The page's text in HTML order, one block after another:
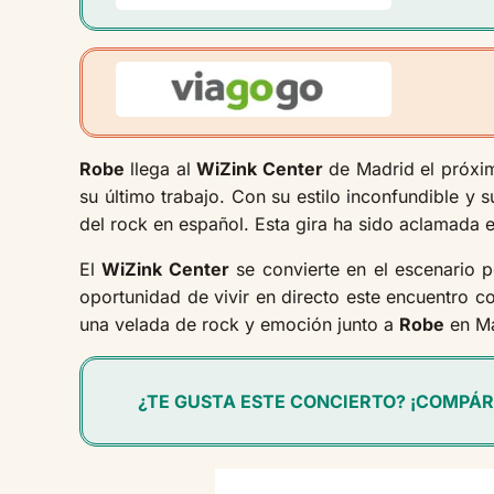
Robe llega alWiZink Centerde Madrid el
su último trabajo. Con su estilo inconfundible y
del rock en español. Esta gira ha sido aclamada
ElWiZink Centerse convierte en el escenario
oportunidad de vivir en directo este encuentro
una velada de rock y emoción junto a Robe en
¿TE GUSTA ESTE CONCIERTO?